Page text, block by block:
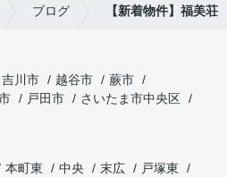
ブログ 【新着物件】福美荘
吉川市 越谷市
蕨市
戸田市
さいたま市中央区
本町東 中央 末広
戸塚東